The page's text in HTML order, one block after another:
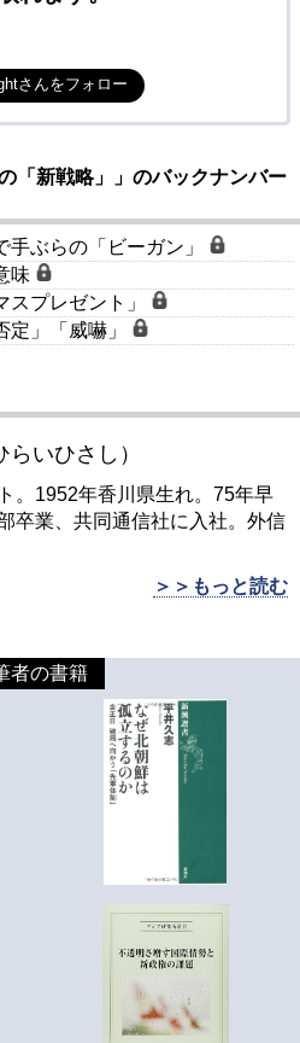
さんをフォロー
「新戦略」」のバックナンバー
手ぶらの「ビーガン」
味
スプレゼント」
定」「威嚇」
いひさし）
。1952年香川県生れ。75年早
卒業、共同通信社に入社。外信
＞＞もっと読む
者の書籍